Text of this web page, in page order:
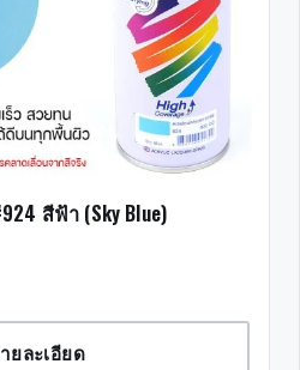
สีฟ้า (Sky Blue)
ยละเอียด